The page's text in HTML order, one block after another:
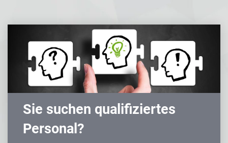
Sie suchen qualifiziertes
Personal?